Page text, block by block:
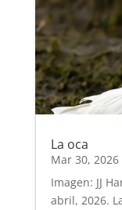
La oca
Mar 30, 2026
Imagen: JJ
abril, 2026.